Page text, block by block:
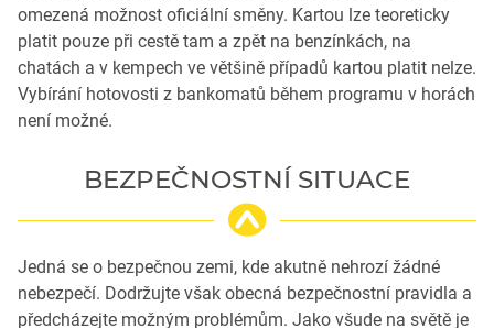
omezená možnost oficiální směny. Kartou lze teoreticky
platit pouze při cestě tam a zpět na benzínkách, na
chatách a v kempech ve většině případů kartou platit nelze.
Vybírání hotovosti z bankomatů během programu v horách
není možné.
BEZPEČNOSTNÍ SITUACE
Jedná se o bezpečnou zemi, kde akutně nehrozí žádné
nebezpečí. Dodržujte však obecná bezpečnostní pravidla a
předcházejte možným problémům. Jako všude na světě je